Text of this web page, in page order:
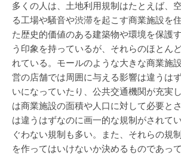
多くの人は、土地利用規制はたとえば、
る工場や騒音や渋滞を起こす商業施設を
た歴史的価値のある建築物や環境を保護
う印象を持っているが、それらのほとん
れている。モールのような大きな商業施
営の店舗では周囲に与える影響は違うは
いになっていたり、公共交通機関が充実
は商業施設の面積や人口に対して必要と
は違うはずなのに画一的な規制がされて
ぐわない規制も多い。また、それらの規
を作ってはいけないか決めるものであっ